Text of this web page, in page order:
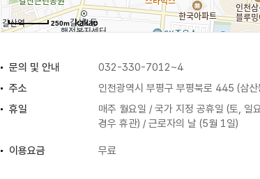
250m
문의 및 안내 032-330-7012~4
주소
인천광역시 부평구 부평북로 445 (삼산
휴일
매주 월요일 / 국가 지정 공휴일 (토, 일
경우 휴관) / 근로자의 날 (5월 1일)
이용요금
무료